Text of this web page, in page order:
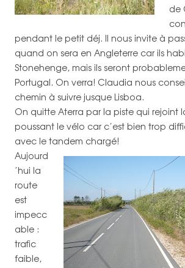
de
pendant le petit déj. Il nous invite à
quand on sera en Angleterre car ils
Stonehenge, mais ils seront
Portugal. On verra! Claudia nous
chemin à suivre jusque Lisboa.
On quitte Aterra par la piste qui rejoint
poussant le vélo car c’est bien trop
avec le tandem chargé!
Aujourd
’hui la
route
est
impecc
able :
trafic
faible,